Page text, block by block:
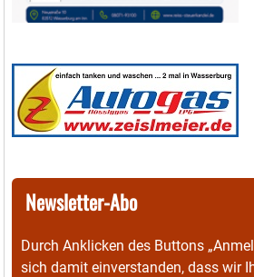
Newsletter-Abo
Durch Anklicken des Buttons
sich damit einverstanden, dass wir